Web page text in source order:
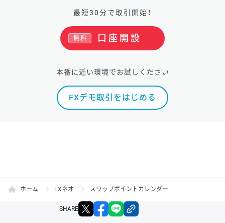
最短30分で取引開始！
口座開設
無料
本番に近い環境でお試しください
FXデモ取引をはじめる
ホーム FXネオ スワップポイントカレンダー
SHARE X facebook